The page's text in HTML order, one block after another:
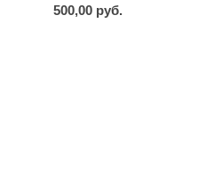
500,00 руб.